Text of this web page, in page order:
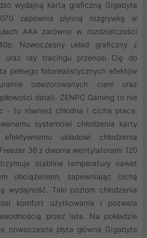
wydajną kartą graficzną Gigabyte
zapewnia płynną rozgrywkę w
AAA zarówno w rozdzielczości
Nowoczesny układ graficzny z
oraz ray tracingu przenosi Cię do
pełnego fotorealistycznych efektów
odwzorowanych cieni oraz
detali. ZENPC Gaming to nie
- to również chłodna i cicha praca.
systemowi chłodzenia karty
układowi chłodzenia
36 z dwoma wentylatorami 120
stabilne temperatury nawet
obciążeniem, zapewniając cichą
wydajność. Taki poziom chłodzenia
komfort użytkowania i pozwala
przez lata. Na pokładzie
nowoczesna płyta główna Gigabyte